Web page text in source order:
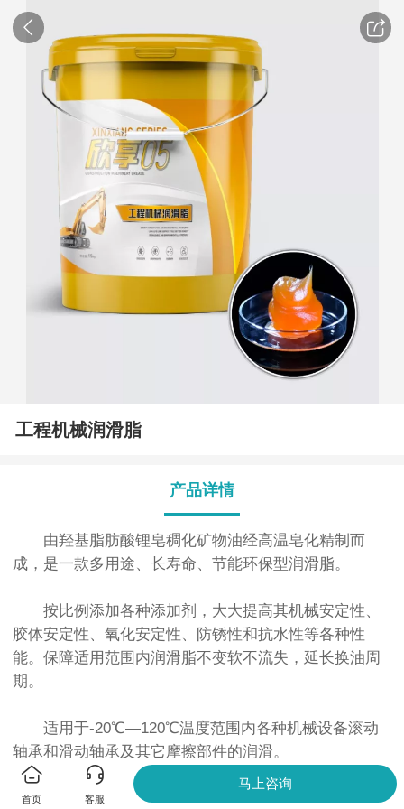
⼯程机械润滑脂
产品详情
由羟基脂肪酸锂皂稠化矿物油经⾼温皂化精制⽽
成，是⼀款多⽤途、⻓寿命、节能环保型润滑脂。
按⽐例添加各种添加剂，⼤⼤提⾼其机械安定性、
胶体安定性、氧化安定性、防锈性和抗⽔性等各种性
能。保障适⽤范围内润滑脂不变软不流失，延⻓换油周
期。
适⽤于-20℃—120℃温度范围内各种机械设备滚动
轴承和滑动轴承及其它摩擦部件的润滑。
首页 客服
马上咨询